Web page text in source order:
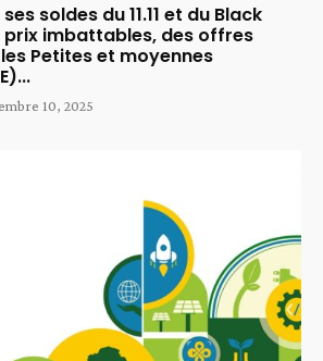
soldes du 11.11 et du Black
prix imbattables, des offres
Petites et moyennes
10, 2025